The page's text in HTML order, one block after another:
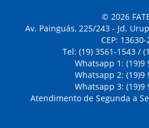
© 2026
Av. Painguás, 225/243 - Jd.
CEP: 13630-
Tel: (19) 3561-1543 /
Whatsapp 1: (19)9
Whatsapp 2: (19)9
Whatsapp 3: (19)9
Atendimento de Segunda a